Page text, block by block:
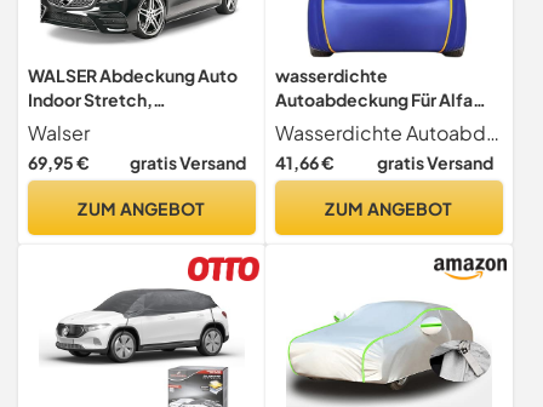
WALSER Abdeckung Auto
Indoor Stretch,
Autoabdeckung Winter,
staubdichte Autogarage
Abdeckung, Autoplane,
Winter, Schutzhülle für
Walser
69,95 € gratis Versand
ZUM ANGEBOT
wasserdichte
Autoabdeckung Für Alfa
Romeo 166, Winter-
Outdoor-Vollgaragen,
Staubdicht, Kratzfest
Wasserdichte Autoabdeckung Für Alfa Romeo 166 , Winter-Outdoor-Vollgaragen, Staubdicht, Kratzfest Autoschutzhülle
41,66 € gratis Versand
ZUM ANGEBOT